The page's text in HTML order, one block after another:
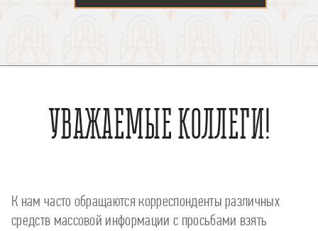
УВАЖАЕМЫЕ КОЛЛЕГИ!
К нам часто обращаются корреспонденты различных
средств массовой информации с просьбами взять